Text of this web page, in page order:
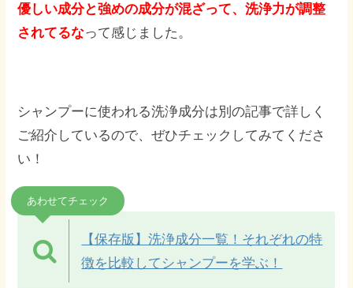
優しい成分と強めの成分が混ざって、洗浄力が調整
されてるなって感じました。
シャンプーに使われる洗浄成分は別の記事で詳しく
ご紹介しているので、ぜひチェックしてみてくださ
い！
あわせてチェック
【保存版】洗浄成分一覧！それぞれの特
徴を比較してシャンプーを学ぶ！